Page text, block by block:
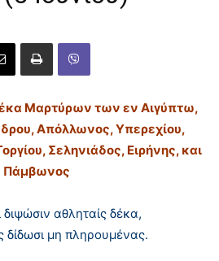
Mαρτύρων των εν Aιγύπτω,
Aπόλλωνος, Yπερεχίου,
Σεληνιάδος, Eιρήνης, και
Πάμβωνος
διψώσιν αθληταίς δέκα,
μη πληρουμένας.